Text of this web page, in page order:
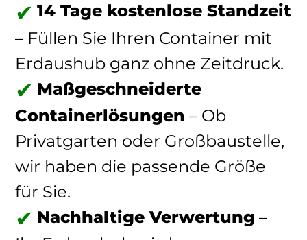
14 Tage kostenlose Standzeit
– Füllen Sie Ihren Container mit
Erdaushub ganz ohne Zeitdruck.
Maßgeschneiderte
Containerlösungen – Ob
Privatgarten oder Großbaustelle,
wir haben die passende Größe
für Sie.
Nachhaltige Verwertung –